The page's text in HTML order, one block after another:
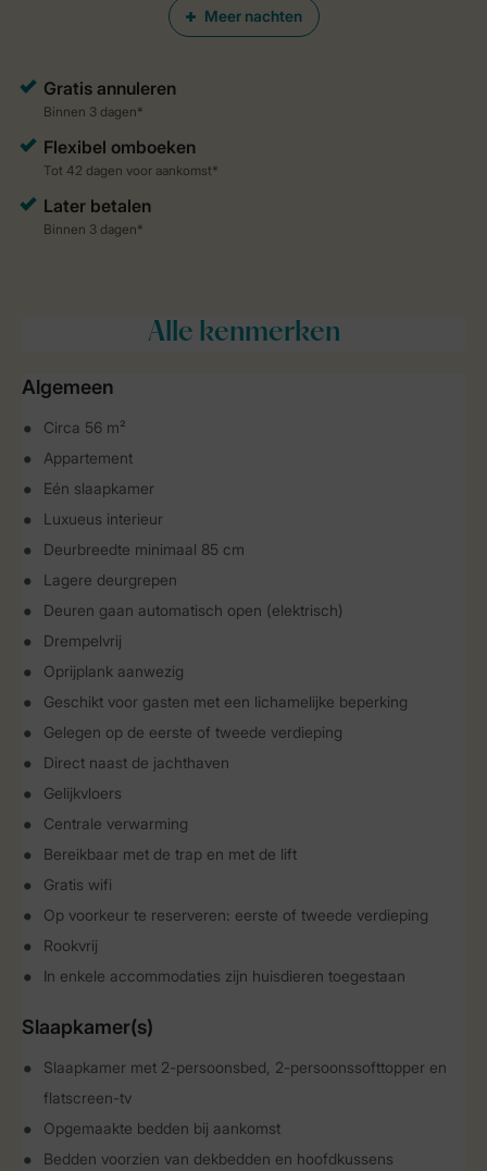
Meer nachten
Alle kenmerken
Algemeen
Circa 56 m²
Appartement
Eén slaapkamer
Luxueus interieur
Deurbreedte minimaal 85 cm
Lagere deurgrepen
Deuren gaan automatisch open (elektrisch)
Drempelvrij
Oprijplank aanwezig
Geschikt voor gasten met een lichamelijke beperking
Gelegen op de eerste of tweede verdieping
Direct naast de jachthaven
Gelijkvloers
Centrale verwarming
Bereikbaar met de trap en met de lift
Gratis wifi
Op voorkeur te reserveren: eerste of tweede verdieping
Rookvrij
In enkele accommodaties zijn huisdieren toegestaan
Slaapkamer(s)
Slaapkamer met 2-persoonsbed, 2-persoonssofttopper en
flatscreen-tv
Opgemaakte bedden bij aankomst
Bedden voorzien van dekbedden en hoofdkussens